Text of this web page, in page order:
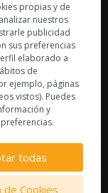
propias y de
nuestros
publicidad
sus preferencias
elaborado a
de
ejemplo, páginas
vistos). Puedes
y
todas
de Cookies